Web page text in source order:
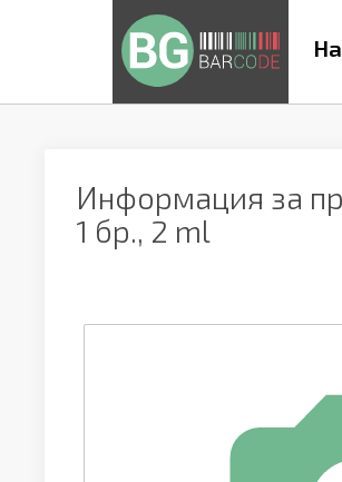
Информация за
1 бр., 2 ml